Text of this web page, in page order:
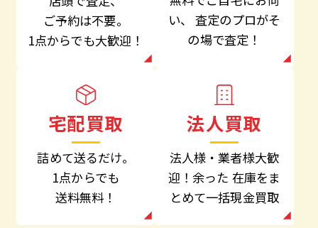
ご予約は不要。
1点からでも大歓迎！
い、 査定のプロがそ
の場で査定！
宅配買取
詰めて送るだけ。
1点からでも
送料無料！
法人買取
法人様・業者様大歓
迎！余った 在庫をま
とめて一括現金買取